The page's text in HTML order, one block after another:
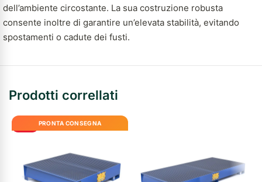
dell’ambiente circostante. La sua costruzione robusta
consente inoltre di garantire un’elevata stabilità, evitando
spostamenti o cadute dei fusti.
Prodotti correllati
PRONTA CONSEGNA